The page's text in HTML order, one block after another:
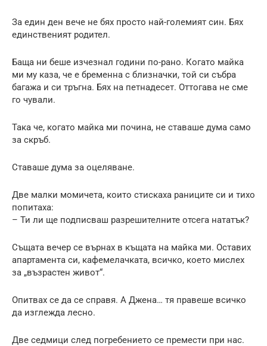
За един ден вече не бях просто най-големият син. Бях
единственият родител.
Баща ни беше изчезнал години по-рано. Когато майка
ми му каза, че е бременна с близначки, той си събра
багажа и си тръгна. Бях на петнадесет. Оттогава не сме
го чували.
Така че, когато майка ми почина, не ставаше дума само
за скръб.
Ставаше дума за оцеляване.
Две малки момичета, които стискаха раниците си и тихо
попитаха:
– Ти ли ще подписваш разрешителните отсега нататък?
Същата вечер се върнах в къщата на майка ми. Оставих
апартамента си, кафемелачката, всичко, което мислех
за „възрастен живот“.
Опитвах се да се справя. А Джена… тя правеше всичко
да изглежда лесно.
Две седмици след погребението се премести при нас.